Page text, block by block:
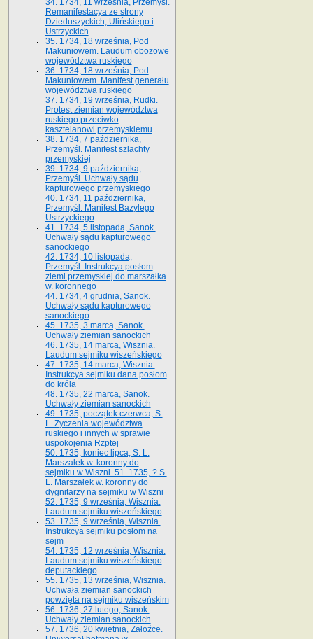
34. 1734, 11 września, Przemyśl.
Remanifestacya ze strony
Dzieduszyckich, Ulińskiego i
Ustrzyckich
35. 1734, 18 września, Pod
Makuniowem. Laudum obozowe
województwa ruskiego
36. 1734, 18 września, Pod
Makuniowem. Manifest generału
województwa ruskiego
37. 1734, 19 września, Rudki.
Protest ziemian województwa
ruskiego przeciwko
kasztelanowi przemyskiemu
38. 1734, 7 października,
Przemyśl. Manifest szlachty
przemyskiej
39. 1734, 9 października,
Przemyśl. Uchwały sądu
kapturowego przemyskiego
40. 1734, 11 października,
Przemyśl. Manifest Bazylego
Ustrzyckiego
41. 1734, 5 listopada, Sanok.
Uchwały sądu kapturowego
sanockiego
42. 1734, 10 listopada,
Przemyśl. Instrukcya posłom
ziemi przemyskiej do marszałka
w. koronnego
44. 1734, 4 grudnia, Sanok.
Uchwały sądu kapturowego
sanockiego
45. 1735, 3 marca, Sanok.
Uchwały ziemian sanockich
46. 1735, 14 marca, Wisznia.
Laudum sejmiku wiszeńskiego
47. 1735, 14 marca, Wisznia.
Instrukcya sejmiku dana posłom
do króla
48. 1735, 22 marca, Sanok.
Uchwały ziemian sanockich
49. 1735, początek czerwca, S.
L. Życzenia województwa
ruskiego i innych w sprawie
uspokojenia Rzptej
50. 1735, koniec lipca, S. L.
Marszałek w. koronny do
sejmiku w Wiszni. 51. 1735, ? S.
L. Marszałek w. koronny do
dygnitarzy na sejmiku w Wiszni
52. 1735, 9 września, Wisznia.
Laudum sejmiku wiszeńskiego
53. 1735, 9 września, Wisznia.
Instrukcya sejmiku posłom na
sejm
54. 1735, 12 września, Wisznia.
Laudum sejmiku wiszeńskiego
deputackiego
55. 1735, 13 września, Wisznia.
Uchwała ziemian sanockich
powzięta na sejmiku wiszeńskim
56. 1736, 27 lutego, Sanok.
Uchwały ziemian sanockich
57. 1736, 20 kwietnia, Załoźce.